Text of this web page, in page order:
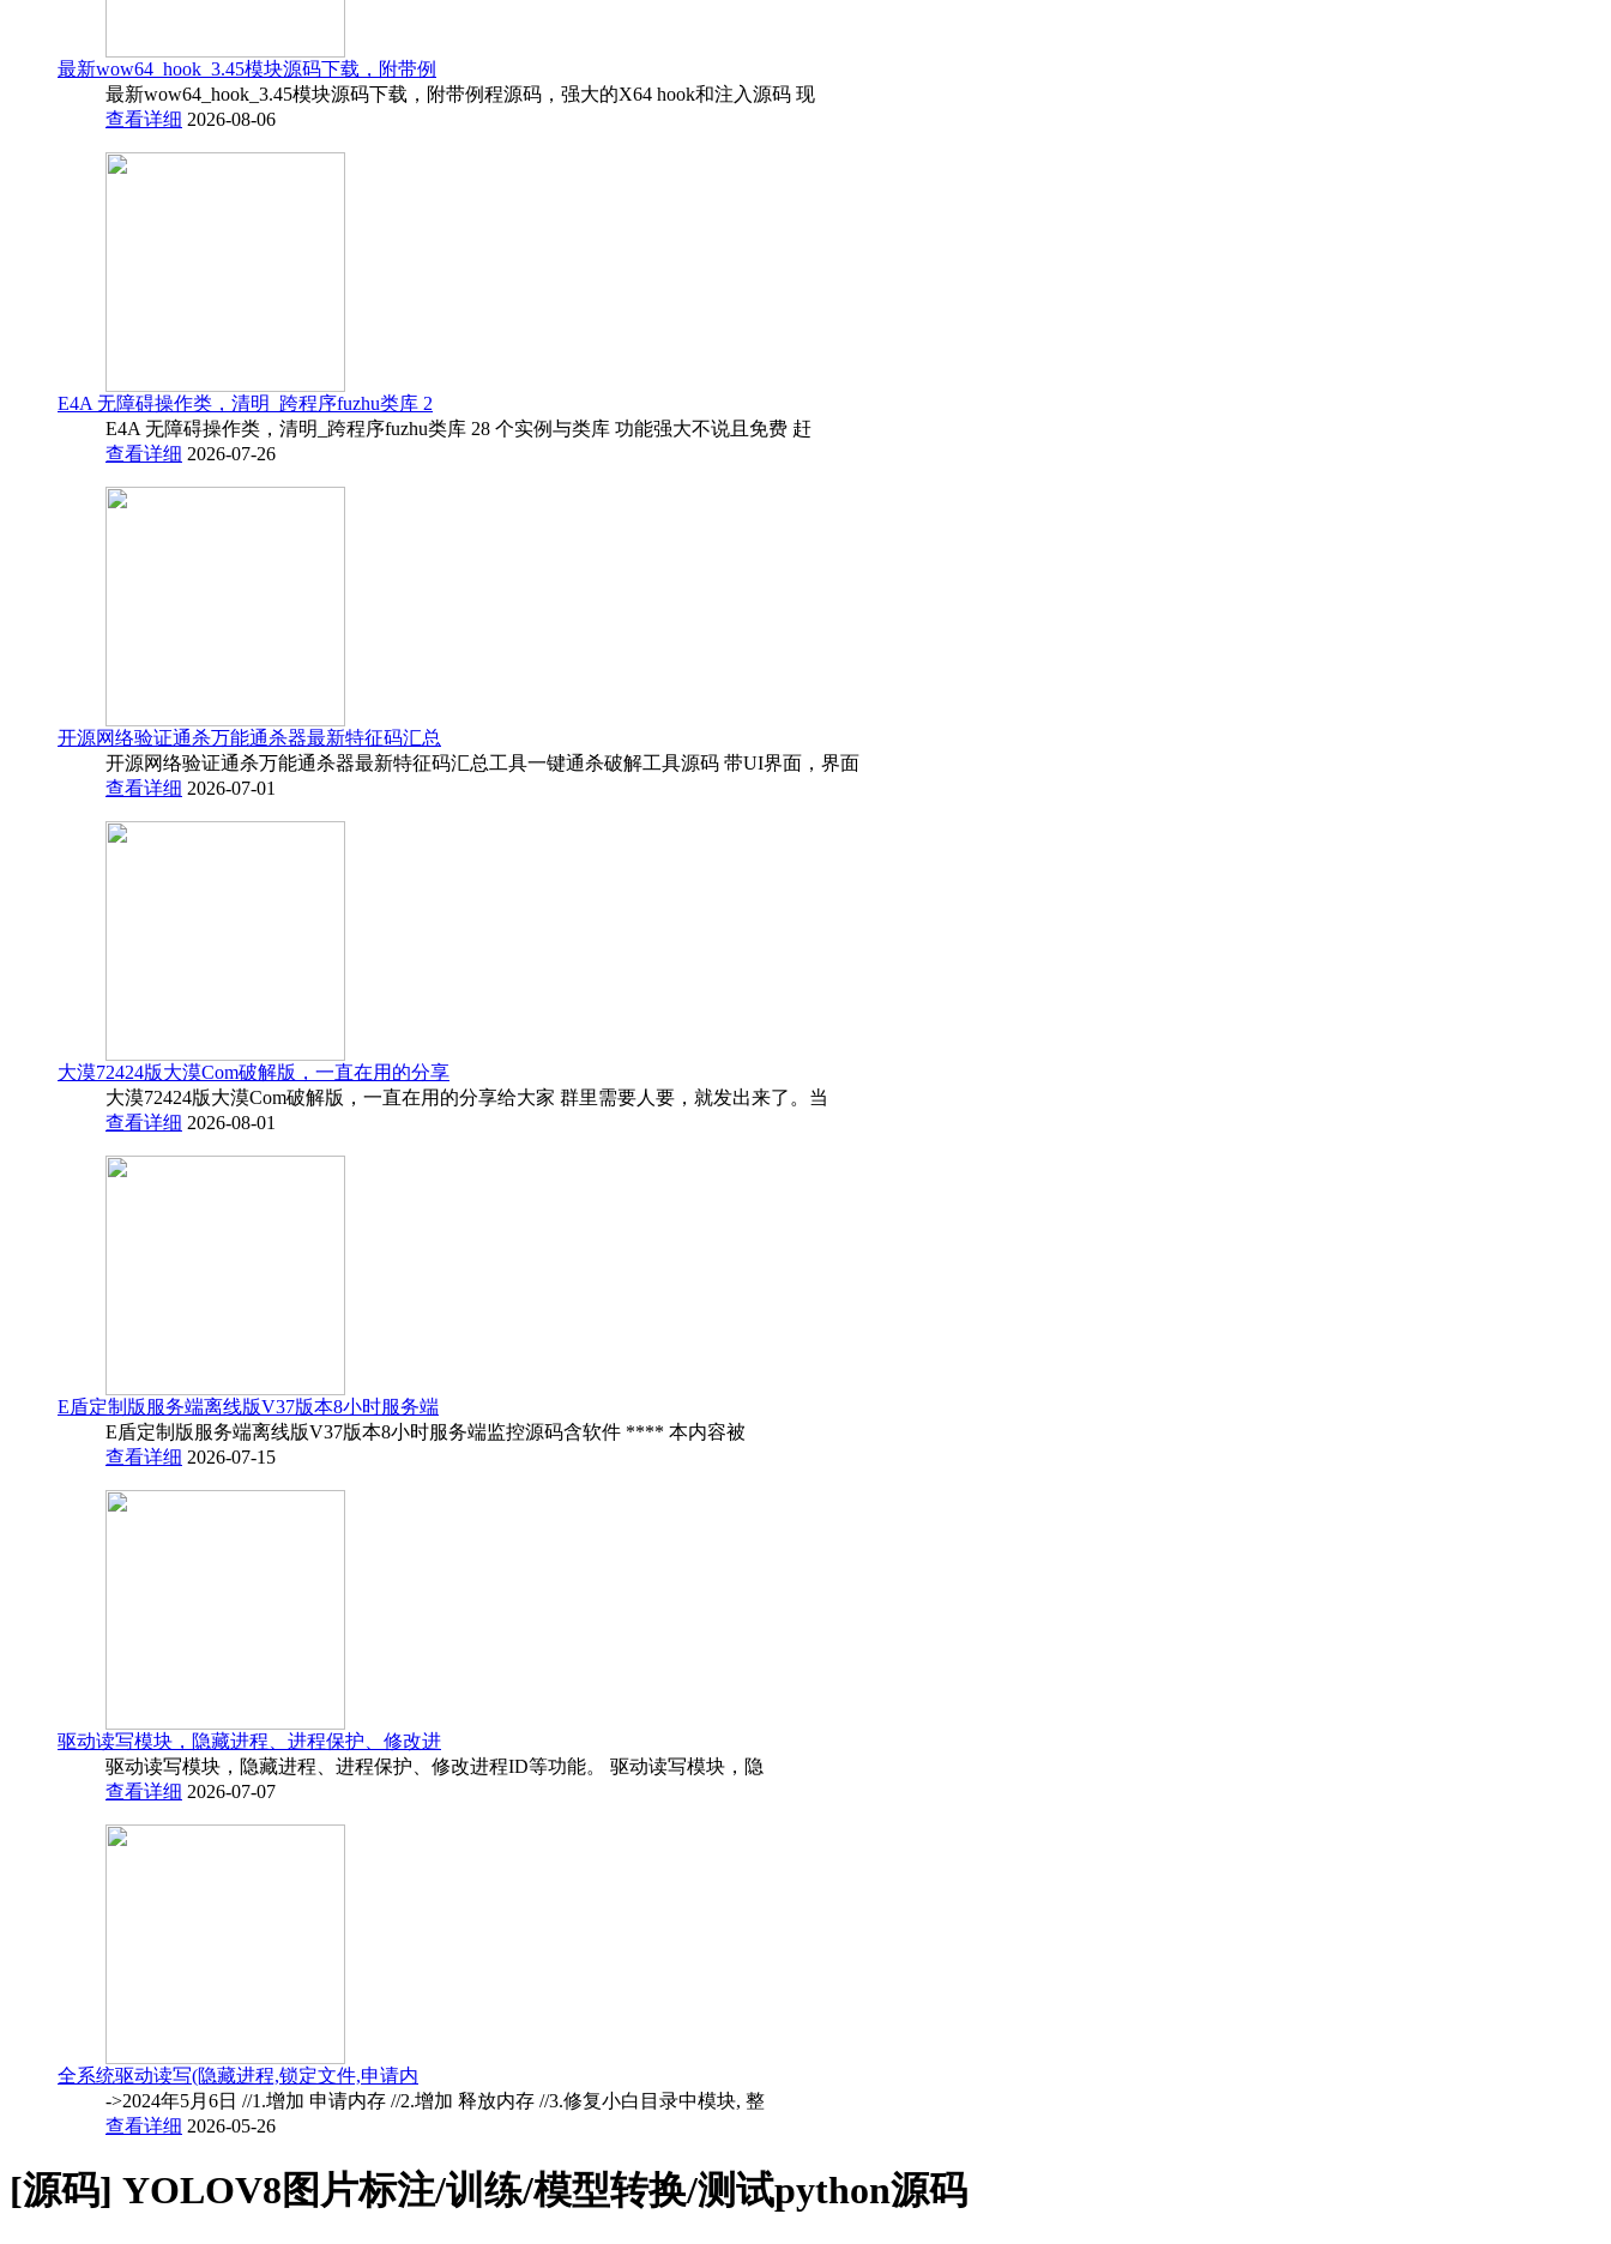
最新wow64_hook_3.45模块源码下载，附带例
最新wow64_hook_3.45模块源码下载，附带例程源码，强大的X64 hook和注入源码 现
查看详细 2026-08-06
E4A 无障碍操作类，清明_跨程序fuzhu类库 2
E4A 无障碍操作类，清明_跨程序fuzhu类库 28 个实例与类库 功能强大不说且免费 赶
查看详细 2026-07-26
开源网络验证通杀万能通杀器最新特征码汇总
开源网络验证通杀万能通杀器最新特征码汇总工具一键通杀破解工具源码 带UI界面，界面
查看详细 2026-07-01
大漠72424版大漠Com破解版，一直在用的分享
大漠72424版大漠Com破解版，一直在用的分享给大家 群里需要人要，就发出来了。当
查看详细 2026-08-01
E盾定制版服务端离线版V37版本8小时服务端
E盾定制版服务端离线版V37版本8小时服务端监控源码含软件 **** 本内容被
查看详细 2026-07-15
驱动读写模块，隐藏进程、进程保护、修改进
驱动读写模块，隐藏进程、进程保护、修改进程ID等功能。 驱动读写模块，隐
查看详细 2026-07-07
全系统驱动读写(隐藏进程,锁定文件,申请内
->2024年5月6日 //1.增加 申请内存 //2.增加 释放内存 //3.修复小白目录中模块, 整
查看详细 2026-05-26
[源码] YOLOV8图片标注/训练/模型转换/测试python源码